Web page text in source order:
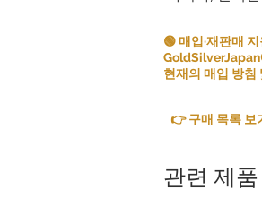
🟢 매입·재판매 지
GoldSilverJapan
현재의 매입 방침
👉 구매 목록 보
관련 제품